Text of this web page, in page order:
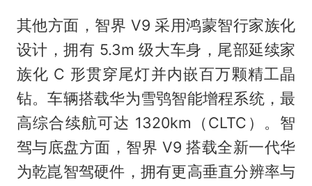
其他方面，智界 V9 采用鸿蒙智行家族化
设计，拥有 5.3m 级大车身，尾部延续家
族化 C 形贯穿尾灯并内嵌百万颗精工晶
钻。车辆搭载华为雪鸮智能增程系统，最
高综合续航可达 1320km（CLTC）。智
驾与底盘方面，智界 V9 搭载全新一代华
为乾崑智驾硬件，拥有更高垂直分辨率与